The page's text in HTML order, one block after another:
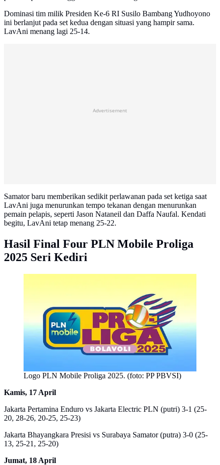
Dominasi tim milik Presiden Ke-6 RI Susilo Bambang Yudhoyono
ini berlanjut pada set kedua dengan situasi yang hampir sama.
LavAni menang lagi 25-14.
Advertisement
Samator baru memberikan sedikit perlawanan pada set ketiga saat
LavAni juga menurunkan tempo tekanan dengan menurunkan
pemain pelapis, seperti Jason Nataneil dan Daffa Naufal. Kendati
begitu, LavAni tetap menang 25-22.
Hasil Final Four PLN Mobile Proliga
2025 Seri Kediri
Logo PLN Mobile Proliga 2025. (foto: PP PBVSI)
Kamis, 17 April
Jakarta Pertamina Enduro vs Jakarta Electric PLN (putri) 3-1 (25-
20, 28-26, 20-25, 25-23)
Jakarta Bhayangkara Presisi vs Surabaya Samator (putra) 3-0 (25-
13, 25-21, 25-20)
Jumat, 18 April